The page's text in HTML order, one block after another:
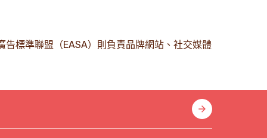
標準聯盟（EASA）則負責品牌網站、社交媒體